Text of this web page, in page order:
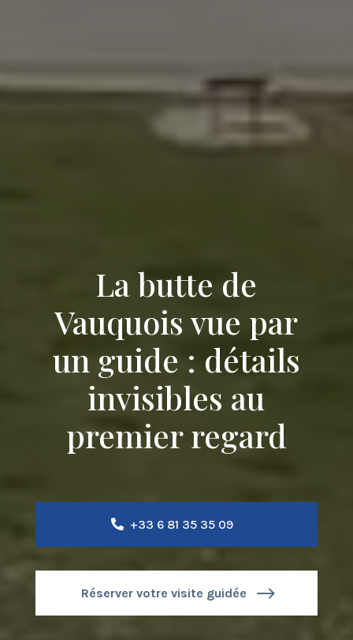
La butte de
Vauquois vue par
un guide : détails
invisibles au
premier regard
+33 6 81 35 35 09
Réserver votre visite guidée